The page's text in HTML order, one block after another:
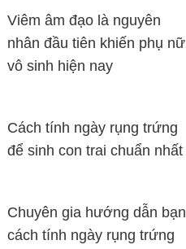
Viêm âm đạo là nguyên
nhân đầu tiên khiến phụ nữ
vô sinh hiện nay
Cách tính ngày rụng trứng
để sinh con trai chuẩn nhất
Chuyên gia hướng dẫn bạn
cách tính ngày rụng trứng